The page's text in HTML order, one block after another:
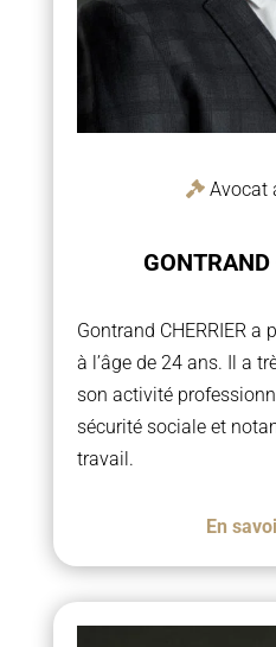
Avocat
GONTRAND
Gontrand CHERRIER a
à l’âge de 24 ans. Il a
son activité
sécurité sociale et
travail.
En